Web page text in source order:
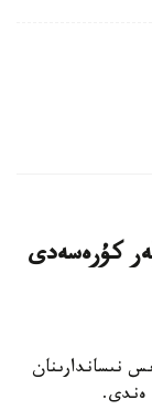
كۇرەسەدى
نىساندارىنان
ەندى.